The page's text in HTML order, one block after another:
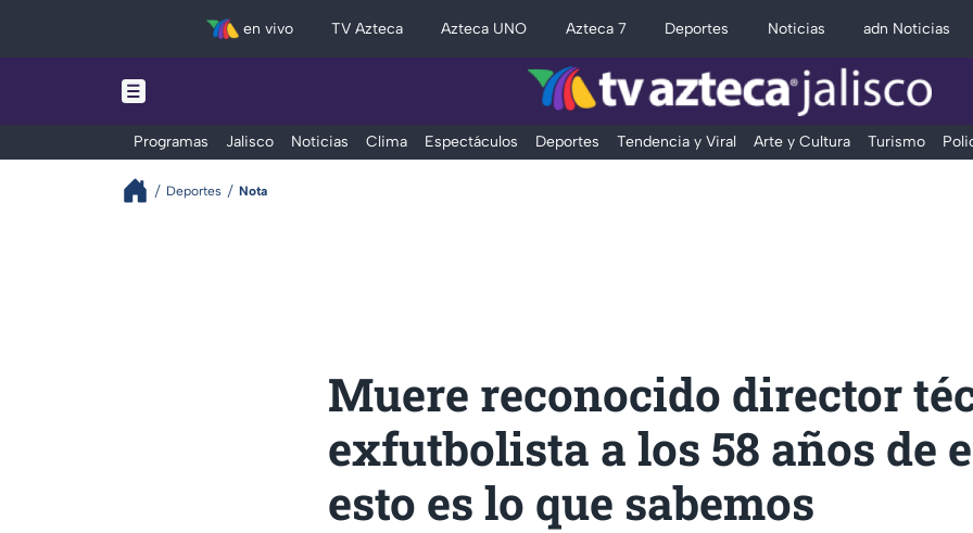
en vivo TV Azteca Azteca UNO Azteca 7 Deportes Noticias adn Noticias
Programas Jalisco Noticias Clima Espectáculos Deportes Tendencia y Viral Arte y Cultura Turismo
Deportes Nota
Muere reconocido director
exfutbolista a los 58 años de
esto es lo que sabemos